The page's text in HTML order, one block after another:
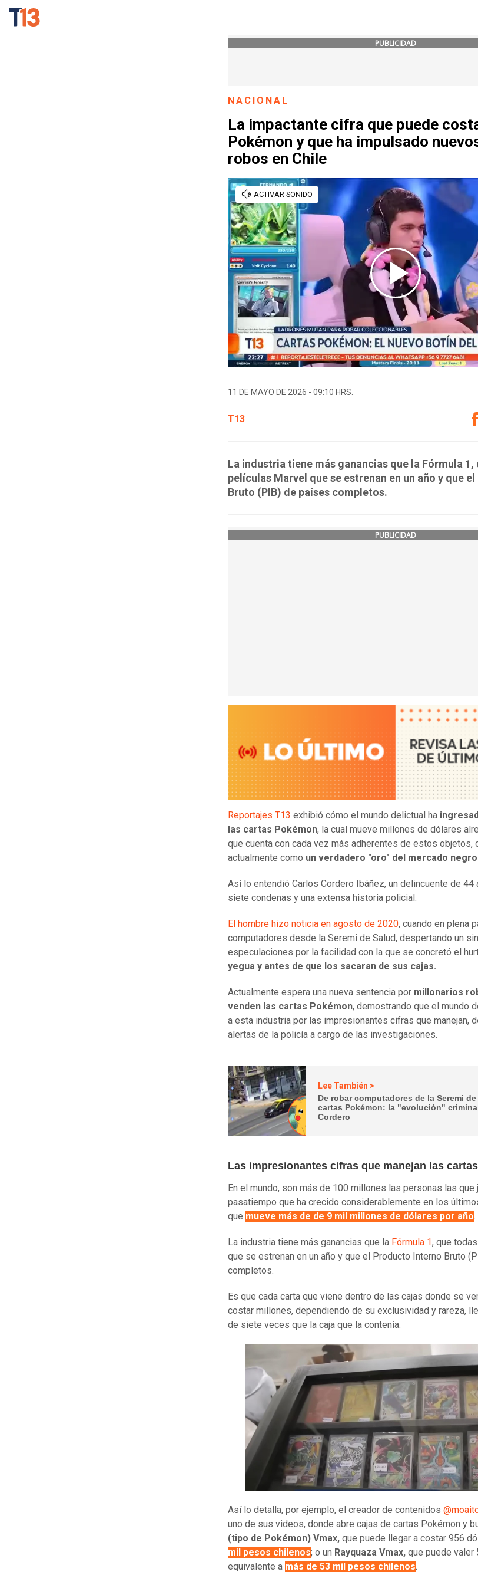
PUBLICIDAD
NACIONAL
La impactante cifra que puede
Pokémon y que ha impulsado
robos en Chile
11 DE MAYO DE 2026 - 09:10 HRS.
T13
La industria tiene más ganancias que la Fórmula 1,
películas Marvel que se estrenan en un año y que
Bruto (PIB) de países completos.
PUBLICIDAD
Reportajes T13 exhibió cómo el mundo delictual ha
las cartas Pokémon, la cual mueve millones de dólares
que cuenta con cada vez más adherentes de estos objetos,
actualmente como un verdadero "oro" del mercado
Así lo entendió Carlos Cordero Ibáñez, un delincuente de 44
siete condenas y una extensa historia policial.
El hombre hizo noticia en agosto de 2020, cuando en plena
computadores desde la Seremi de Salud, despertando un
especulaciones por la facilidad con la que se concretó el
yegua y antes de que los sacaran de sus cajas.
Actualmente espera una nueva sentencia por millonarios
venden las cartas Pokémon, demostrando que el mundo
a esta industria por las impresionantes cifras que manejan,
alertas de la policía a cargo de las investigaciones.
Lee También >
De robar computadores de la Seremi
cartas Pokémon: la "evolución"
Cordero
Las impresionantes cifras que manejan las
En el mundo, son más de 100 millones las personas las que
pasatiempo que ha crecido considerablemente en los
que mueve más de de 9 mil millones de dólares por año.
La industria tiene más ganancias que la Fórmula 1, que
que se estrenan en un año y que el Producto Interno Bruto
completos.
Es que cada carta que viene dentro de las cajas donde se
costar millones, dependiendo de su exclusividad y rareza,
de siete veces que la caja que la contenía.
Así lo detalla, por ejemplo, el creador de contenidos
uno de sus videos, donde abre cajas de cartas Pokémon y
(tipo de Pokémon) Vmax, que puede llegar a costar 956
mil pesos chilenos; o un Rayquaza Vmax, que puede valer
equivalente a más de 53 mil pesos chilenos.